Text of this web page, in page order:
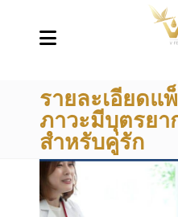
รายละเอียดแ
ภาวะมีบุตรยา
สำหรับคู่รัก